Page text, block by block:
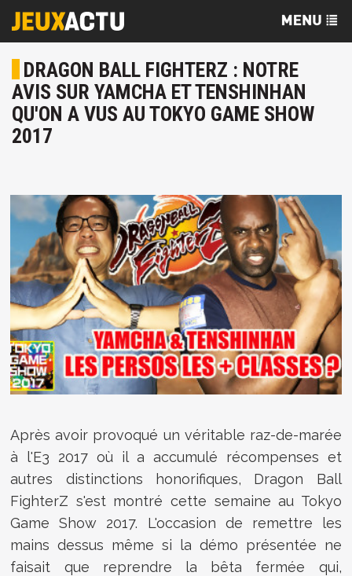
DRAGON BALL FIGHTERZ : NOTRE
AVIS SUR YAMCHA ET TENSHINHAN
QU'ON A VUS AU TOKYO GAME SHOW
2017
Après avoir provoqué un véritable raz-de-marée
à l'E3 2017 où il a accumulé récompenses et
autres distinctions honorifiques, Dragon Ball
FighterZ s'est montré cette semaine au Tokyo
Game Show 2017. L'occasion de remettre les
mains dessus même si la démo présentée ne
faisait que reprendre la bêta fermée qui,